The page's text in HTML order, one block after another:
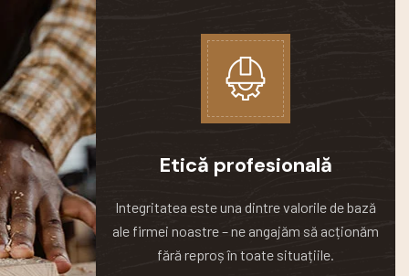
Etică profesională
Integritatea este una dintre valorile de bază
ale firmei noastre – ne angajăm să acționăm
fără reproș în toate situațiile.